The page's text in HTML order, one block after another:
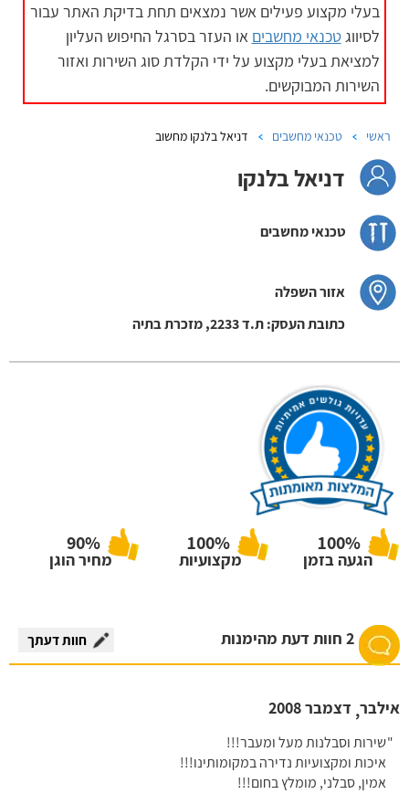
בעלי מקצוע פעילים אשר נמצאים תחת בדיקת האתר עבור
לסיווגטכנאי מחשבים או העזר בסרגל החיפוש העליון
למציאת בעלי מקצוע על ידי הקלדת סוג השירות ואזור
השירות המבוקשים.
ראשי טכנאי מחשבים דניאל בלנקו מחשוב
דניאל בלנקו
טכנאי מחשבים
אזור השפלה
כתובת העסק: ת.ד 2233, מזכרת בתיה
100%
הגעה בזמן
100%
מקצועיות
90%
מחיר הוגן
2 חוות דעת מהימנות חוות דעתך
אילבר, דצמבר 2008
שירות וסבלנות מעל ומעבר!!!
איכות ומקצועיות נדירה במקומותינו!!!
אמין, סבלני, מומלץ בחום!!!